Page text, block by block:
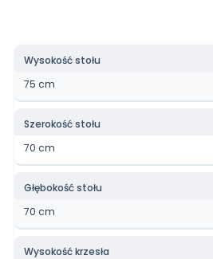
Wysokość stołu
75 cm
Szerokość stołu
70 cm
Głębokość stołu
70 cm
Wysokość krzesła